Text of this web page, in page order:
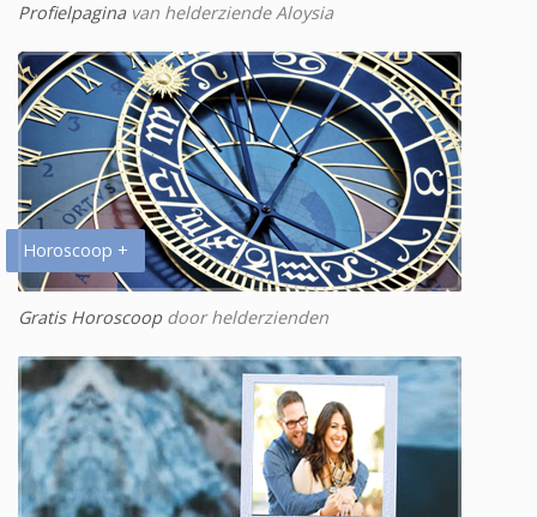
Profielpagina van helderziende Aloysia
Horoscoop +
Gratis Horoscoopdoor helderzienden